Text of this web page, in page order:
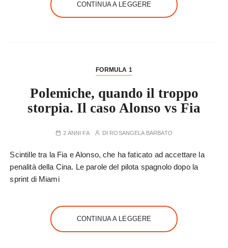
CONTINUA A LEGGERE
FORMULA 1
Polemiche, quando il troppo
storpia. Il caso Alonso vs Fia
2 ANNI FA DI ROSANGELA BARBATO
Scintille tra la Fia e Alonso, che ha faticato ad accettare la
penalità della Cina. Le parole del pilota spagnolo dopo la
sprint di Miami
CONTINUA A LEGGERE